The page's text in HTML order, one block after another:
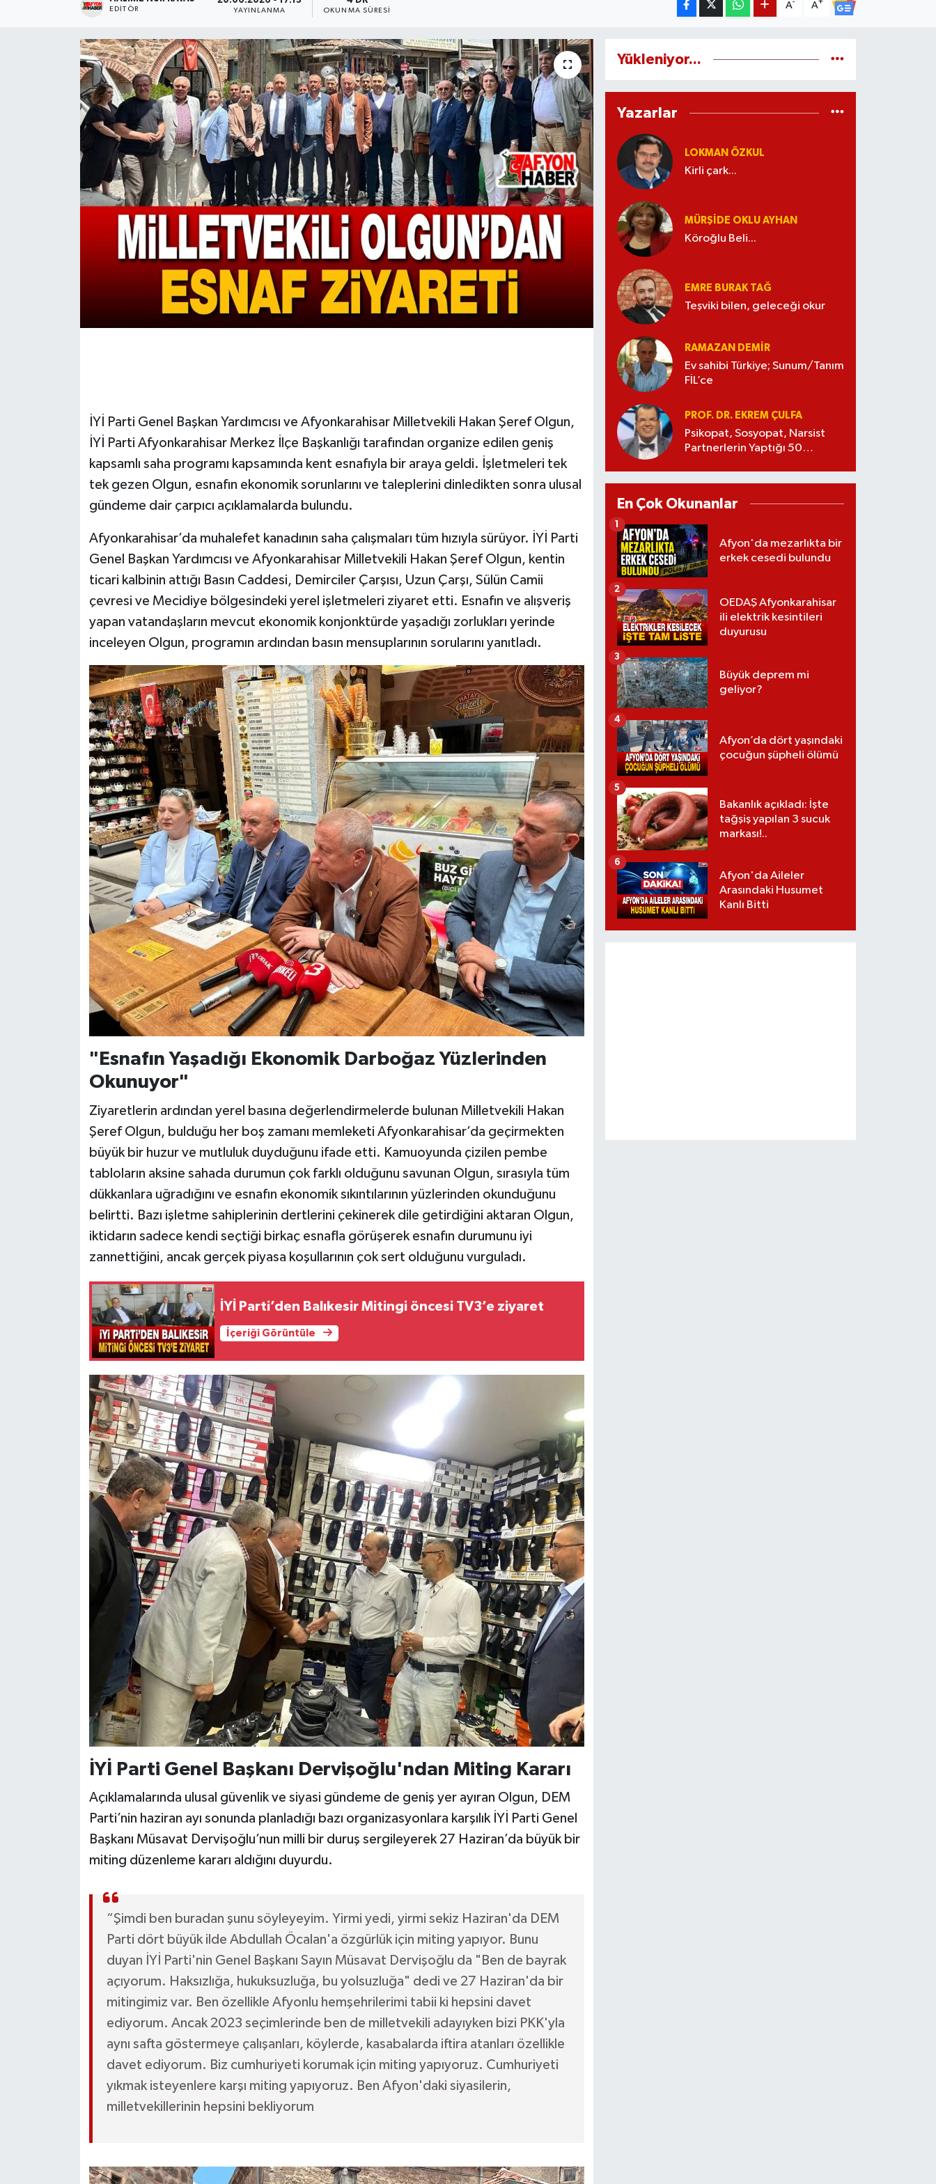
EDITÖR YAYINLANMA OKUNMA SÜRESI
A- A+
İYİ Parti Genel Başkan Yardımcısı ve Afyonkarahisar Milletvekili Hakan Şeref Olgun,
İYİ Parti Afyonkarahisar Merkez İlçe Başkanlığı tarafından organize edilen geniş
kapsamlı saha programı kapsamında kent esnafıyla bir araya geldi. İşletmeleri tek
tek gezen Olgun, esnafın ekonomik sorunlarını ve taleplerini dinledikten sonra ulusal
gündeme dair çarpıcı açıklamalarda bulundu.
Afyonkarahisar’da muhalefet kanadının saha çalışmaları tüm hızıyla sürüyor. İYİ Parti
Genel Başkan Yardımcısı ve Afyonkarahisar Milletvekili Hakan Şeref Olgun, kentin
ticari kalbinin attığı Basın Caddesi, Demirciler Çarşısı, Uzun Çarşı, Sülün Camii
çevresi ve Mecidiye bölgesindeki yerel işletmeleri ziyaret etti. Esnafın ve alışveriş
yapan vatandaşların mevcut ekonomik konjonktürde yaşadığı zorlukları yerinde
inceleyen Olgun, programın ardından basın mensuplarının sorularını yanıtladı.
"Esnafın Yaşadığı Ekonomik Darboğaz Yüzlerinden
Okunuyor"
Ziyaretlerin ardından yerel basına değerlendirmelerde bulunan Milletvekili Hakan
Şeref Olgun, bulduğu her boş zamanı memleketi Afyonkarahisar’da geçirmekten
büyük bir huzur ve mutluluk duyduğunu ifade etti. Kamuoyunda çizilen pembe
tabloların aksine sahada durumun çok farklı olduğunu savunan Olgun, sırasıyla tüm
dükkanlara uğradığını ve esnafın ekonomik sıkıntılarının yüzlerinden okunduğunu
belirtti. Bazı işletme sahiplerinin dertlerini çekinerek dile getirdiğini aktaran Olgun,
iktidarın sadece kendi seçtiği birkaç esnafla görüşerek esnafın durumunu iyi
zannettiğini, ancak gerçek piyasa koşullarının çok sert olduğunu vurguladı.
İYİ Parti’den Balıkesir Mitingi öncesi TV3’e ziyaret
İçeriği Görüntüle
İYİ Parti Genel Başkanı Dervişoğlu'ndan Miting Kararı
Açıklamalarında ulusal güvenlik ve siyasi gündeme de geniş yer ayıran Olgun, DEM
Parti’nin haziran ayı sonunda planladığı bazı organizasyonlara karşılık İYİ Parti Genel
Başkanı Müsavat Dervişoğlu’nun milli bir duruş sergileyerek 27 Haziran’da büyük bir
miting düzenleme kararı aldığını duyurdu.
“Şimdi ben buradan şunu söyleyeyim. Yirmi yedi, yirmi sekiz Haziran'da DEM
Parti dört büyük ilde Abdullah Öcalan'a özgürlük için miting yapıyor. Bunu
duyan İYİ Parti'nin Genel Başkanı Sayın Müsavat Dervişoğlu da "Ben de bayrak
açıyorum. Haksızlığa, hukuksuzluğa, bu yolsuzluğa" dedi ve 27 Haziran'da bir
mitingimiz var. Ben özellikle Afyonlu hemşehrilerimi tabii ki hepsini davet
ediyorum. Ancak 2023 seçimlerinde ben de milletvekili adayıyken bizi PKK'yla
aynı safta göstermeye çalışanları, köylerde, kasabalarda iftira atanları özellikle
davet ediyorum. Biz cumhuriyeti korumak için miting yapıyoruz. Cumhuriyeti
yıkmak isteyenlere karşı miting yapıyoruz. Ben Afyon'daki siyasilerin,
milletvekillerinin hepsini bekliyorum
Yükleniyor...
Yazarlar
LOKMAN ÖZKUL
Kirli çark...
MÜRŞIDE OKLU AYHAN
Köroğlu Beli...
EMRE BURAK TAĞ
Teşviki bilen, geleceği okur
RAMAZAN DEMİR
Ev sahibi Türkiye; Sunum/Tanım
FİL’ce
PROF. DR. EKREM ÇULFA
Psikopat, Sosyopat, Narsist
Partnerlerin Yaptığı 50
En Çok Okunanlar
Afyon'da mezarlıkta bir
erkek cesedi bulundu
1
OEDAŞ Afyonkarahisar
ili elektrik kesintileri
duyurusu
2
Büyük deprem mi
geliyor?
3
Afyon’da dört yaşındaki
çocuğun şüpheli ölümü
4
Bakanlık açıkladı: İşte
tağşiş yapılan 3 sucuk
markası!..
5
Afyon'da Aileler
Arasındaki Husumet
Kanlı Bitti
6
Etkinlikler